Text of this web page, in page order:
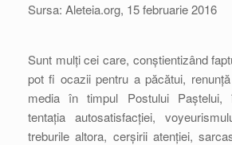
Sursa: Aleteia.org, 15 februarie 2016
Sunt mulți cei care, conștientizând
pot fi ocazii pentru a păcătui,
media în timpul Postului Paștelui,
tentația autosatisfacției,
treburile altora, cerșirii atenției,